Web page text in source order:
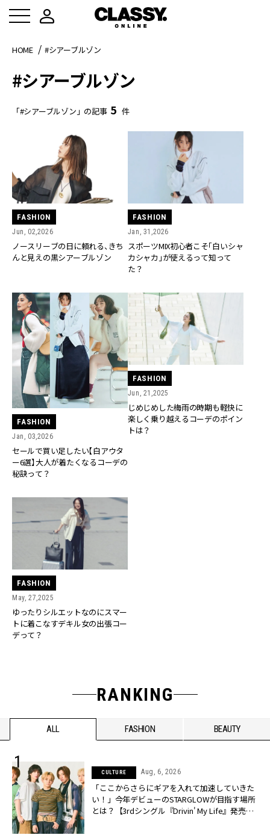
HOME #シアーブルゾン
#シアーブルゾン
「#シアーブルゾン」の記事 5 件
FASHION
Jun, 02,2026
ノースリーブの日に頼れる、きち
んと見えの黒シアーブルゾン
FASHION
Jan, 31,2026
スポーツMIX初心者こそ「白いシャ
カシャカ」が使えるって知って
た？
FASHION
Jan, 03,2026
セールで買い足したい【白アウタ
ー6選】大人が着たくなるコーデの
秘訣って？
FASHION
Jun, 21,2025
じめじめした梅雨の時期も軽快に
楽しく乗り越えるコーデのポイン
トは？
FASHION
May, 27,2025
ゆったりシルエットなのにスマー
トに着こなすデキル女の出張コー
デって？
RANKING
ALL FASHION BEAUTY
CULTURE Aug, 6, 2026
「ここからさらにギアを入れて加速していきた
い！」今年デビューのSTARGLOWが目指す場所
とは？【3rdシングル『Drivin' My Life』発売】 |